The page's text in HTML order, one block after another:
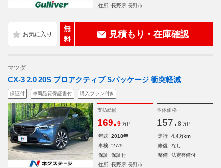
住所
長野県 長野市
無
料
見積もり・在庫確認
マツダ
CX-3 2.0 20S プロアクティブ Sパッケージ 衝突軽減
保証付 車両品質保証書付 購入プラン付き
支払総額
169.9 万円
本体価格
157. 8 万円
年式 2018年 走行
4.4万km
車検
'27/9 修復
なし
保証
保証付 整備
法定整備付
住所
長野県 長野市